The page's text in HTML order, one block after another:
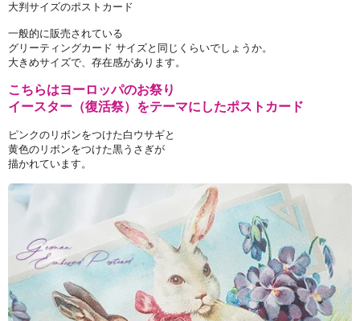
大判サイズのポストカード
一般的に販売されている
グリーティングカード サイズと同じくらいでしょうか。
大きめサイズで、存在感があります。
こちらはヨーロッパのお祭り
イースター（復活祭）をテーマにしたポストカード
ピンクのリボンをつけた白ウサギと
黄色のリボンをつけた黒うさぎが
描かれています。